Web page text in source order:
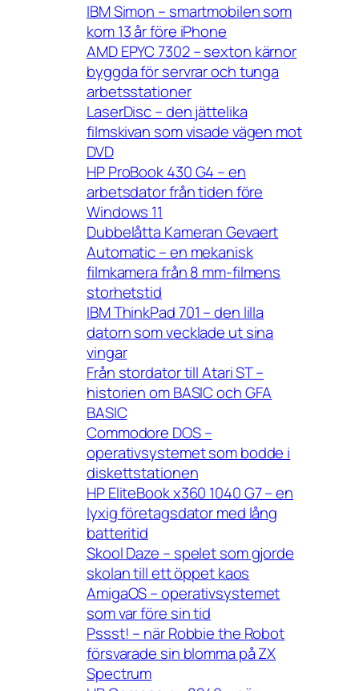
IBM Simon – smartmobilen som
kom 13 år före iPhone
AMD EPYC 7302 – sexton kärnor
byggda för servrar och tunga
arbetsstationer
LaserDisc – den jättelika
filmskivan som visade vägen mot
DVD
HP ProBook 430 G4 – en
arbetsdator från tiden före
Windows 11
Dubbelåtta Kameran Gevaert
Automatic – en mekanisk
filmkamera från 8 mm-filmens
storhetstid
IBM ThinkPad 701 – den lilla
datorn som vecklade ut sina
vingar
Från stordator till Atari ST –
historien om BASIC och GFA
BASIC
Commodore DOS –
operativsystemet som bodde i
diskettstationen
HP EliteBook x360 1040 G7 – en
lyxig företagsdator med lång
batteritid
Skool Daze – spelet som gjorde
skolan till ett öppet kaos
AmigaOS – operativsystemet
som var före sin tid
Pssst! – när Robbie the Robot
försvarade sin blomma på ZX
Spectrum